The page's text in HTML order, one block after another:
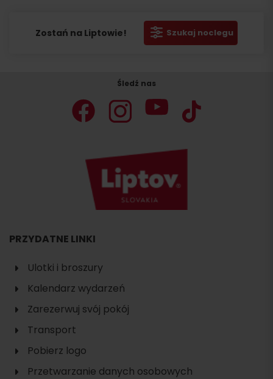
Zostań na Liptowie! Szukaj noclegu
Śledź nas
PRZYDATNE LINKI
Ulotki i broszury
Kalendarz wydarzeń
Zarezerwuj svój pokój
Transport
Pobierz logo
Przetwarzanie danych osobowych